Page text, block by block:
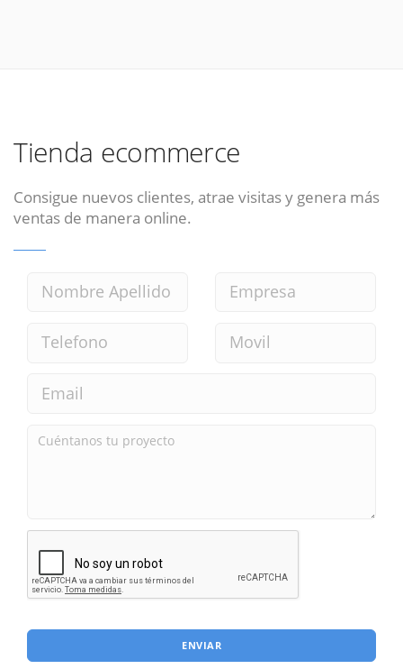
Tienda ecommerce
Consigue nuevos clientes, atrae visitas y genera más
ventas de manera online.
ENVIAR